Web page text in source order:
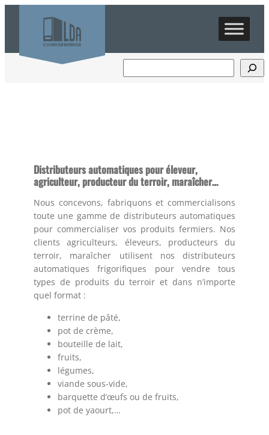
Distributeurs automatiques pour éleveur,
agriculteur, producteur du terroir, maraîcher…
Nous concevons, fabriquons et commercialisons
toute une gamme de distributeurs automatiques
pour commercialiser vos produits fermiers. Nos
clients agriculteurs, éleveurs, producteurs du
terroir, maraîcher utilisent nos distributeurs
automatiques frigorifiques pour vendre tous
types de produits du terroir et dans n’importe
quel format :
terrine de pâté,
pot de crème,
bouteille de lait,
fruits,
légumes,
viande sous-vide,
barquette d’œufs ou de fruits,
pot de yaourt,…